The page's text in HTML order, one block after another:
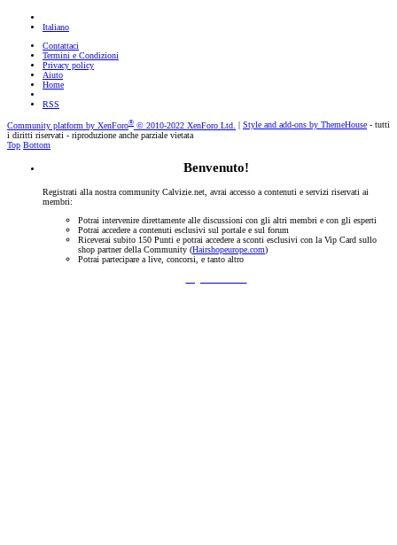
Italiano
Contattaci
Termini e Condizioni
Privacy policy
Aiuto
Home
RSS
Community platform by XenForo® © 2010-2022 XenForo Ltd. Style and add-ons by ThemeHouse - tutti
i diritti riservati - riproduzione anche parziale vietata
Top Bottom
Benvenuto!
Registrati alla nostra community Calvizie.net, avrai accesso a contenuti e servizi riservati ai
membri:
Potrai intervenire direttamente alle discussioni con gli altri membri e con gli esperti
Potrai accedere a contenuti esclusivi sul portale e sul forum
Riceverai subito 150 Punti e potrai accedere a sconti esclusivi con la Vip Card sullo
shop partner della Community (Hairshopeurope.com)
Potrai partecipare a live, concorsi, e tanto altro